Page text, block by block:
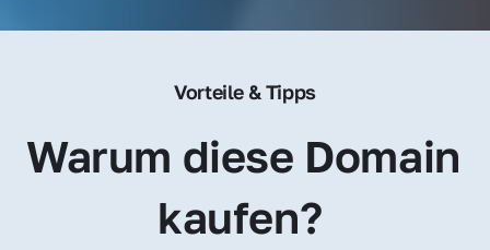
Vorteile & Tipps
Warum diese Domain
kaufen?